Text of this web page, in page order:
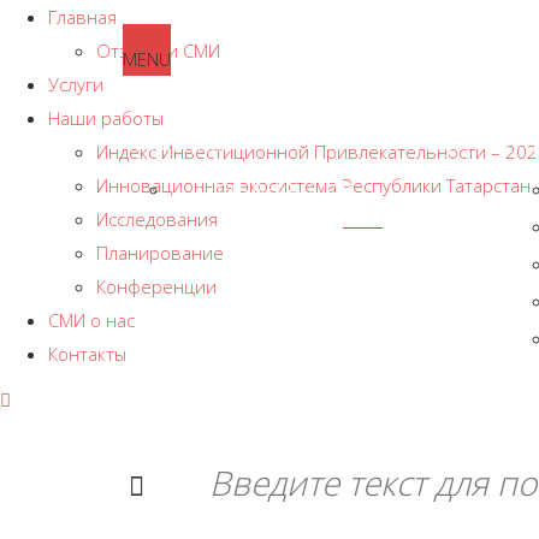
Главная
Отзывы и СМИ
Услуги
Наши работы
Индекс Инвестиционной Привлекательности –
Инновационная экосистема Республики
Исследования
Планирование
Конференции
СМИ о нас
Контакты
MENU
Главная
Отзывы и СМИ
Услуги